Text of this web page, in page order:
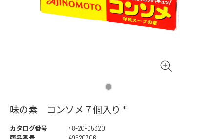
味の素 コンソメ７個入り *
カタログ番号
48-20-05320